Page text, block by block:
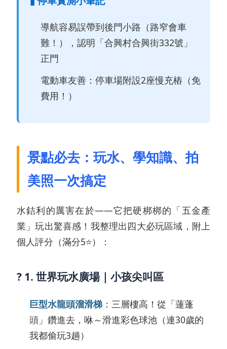
導航容易誤帶到後門小路（路窄會車
難！），認明「合興村合興街332號」
正門
電動車友善：停車場附設2座慢充樁（免
費用！）
景點必去：玩水、學知識、拍
美照一次搞定
水銡利的厲害在於——它把硬梆梆的「五金產
業」玩出驚喜感！我整理出四大必玩區域，附上
個人評分（滿分5⭐️）：
? 1. 世界玩水廣場｜小孩尖叫區
巨型水龍頭溜滑梯 ：三層樓高！從「蓮蓬
頭」鑽進去，咻～滑進彩色球池（連30歲的
我都偷玩3趟）